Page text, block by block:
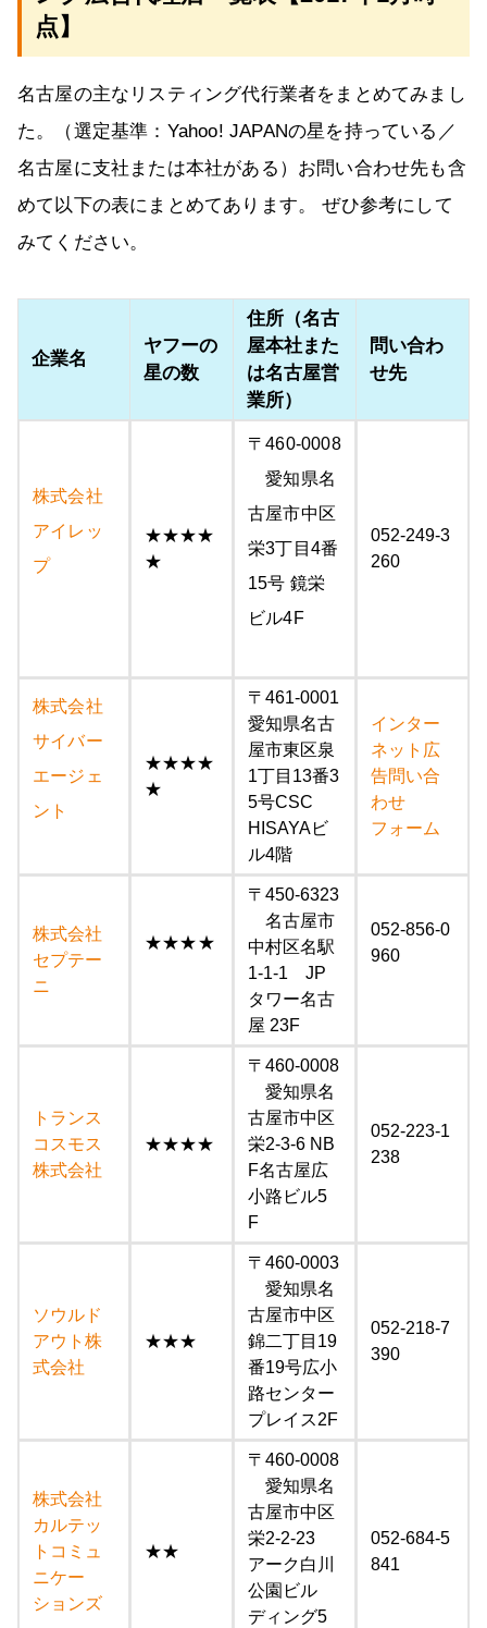
点】
名古屋の主なリスティング代行業者をまとめてみまし
た。（選定基準：Yahoo! JAPANの星を持っている／
名古屋に支社または本社がある）お問い合わせ先も含
めて以下の表にまとめてあります。 ぜひ参考にして
みてください。
企業名
ヤフーの
星の数
住所（名古
屋本社また
は名古屋営
業所）
問い合わ
せ先
株式会社
アイレッ
プ
★★★★
★
〒460-0008
愛知県名
古屋市中区
栄3丁目4番
15号 鏡栄
ビル4F
052-249-3
260
株式会社
サイバー
エージェ
ント
★★★★
★
〒461-0001
愛知県名古
屋市東区泉
1丁目13番3
5号CSC
HISAYAビ
ル4階
インター
ネット広
告問い合
わせ
フォーム
株式会社
セプテー
ニ
★★★★
〒450-6323
名古屋市
中村区名駅
1-1-1 JP
タワー名古
屋 23F
052-856-0
960
トランス
コスモス
株式会社
★★★★
〒460-0008
愛知県名
古屋市中区
栄2-3-6 NB
F名古屋広
小路ビル5
F
052-223-1
238
ソウルド
アウト株
式会社
★★★
〒460-0003
愛知県名
古屋市中区
錦二丁目19
番19号広小
路センター
プレイス2F
052-218-7
390
株式会社
カルテッ
トコミュ
ニケー
ションズ
★★
〒460-0008
愛知県名
古屋市中区
栄2-2-23
アーク白川
公園ビル
ディング5
052-684-5
841